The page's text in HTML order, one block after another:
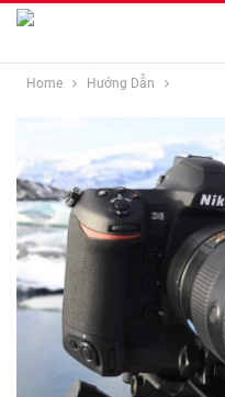
Home Hướng Dẫn